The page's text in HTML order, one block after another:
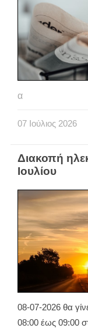
α
07 Ιούλιος 2026
Διακοπή
Ιουλίου
08-07-2026 θα
08:00 έως 09:00